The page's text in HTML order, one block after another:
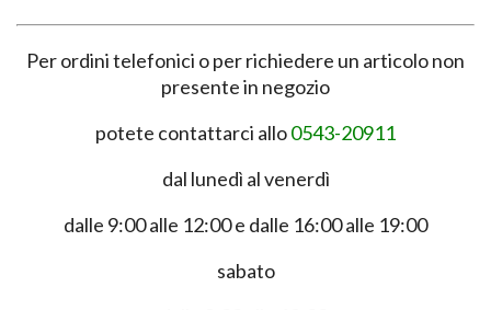
Per ordini telefonici o per richiedere un articolo non
presente in negozio
potete contattarci allo0543-20911
dal lunedì al venerdì
dalle 9:00 alle 12:00 e dalle 16:00 alle 19:00
sabato